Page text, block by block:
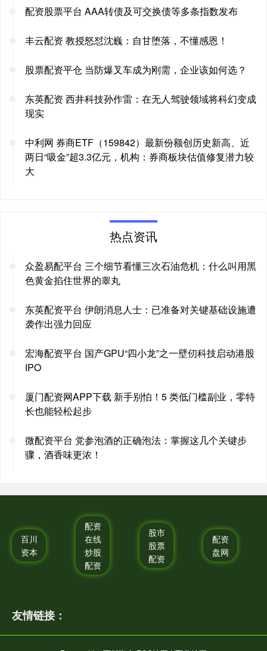
配资股票平台 AAA转债及可交换债等多条指数发布
丰云配资 教授怒怼沈巍：自甘堕落，不懂感恩！
股票配资平仓 当防爆叉车成为刚需，企业该如何选？
东英配资 西井科技孙作雷：在无人驾驶领域将科幻变成
现实
中利网 券商ETF（159842）最新份额创历史新高、近
两日“吸金”超3.3亿元，机构：券商板块估值修复潜力较
大
热点资讯
众盈易配平台 三个细节看懂三次石油危机：什么叫用黑
色黄金掐住世界的睾丸
东英配资平台 伊朗消息人士：已准备对关键基础设施遭
袭作出强力回应
宏海配资平台 国产GPU“四小龙”之一壁仞科技启动港股
IPO
厦门配资网APP下载 新手别怕！5 类低门槛副业，零特
长也能轻松起步
微配资平台 党参泡酒的正确泡法：掌握这几个关键步
骤，酒香味更浓！
百川
资本
配资
在线
炒股
配资
股市
股票
配资
配资
盘网
友情链接：